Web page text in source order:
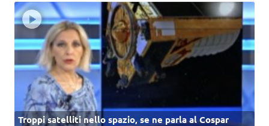
Troppi satelliti nello spazio, se ne parla al Cospar